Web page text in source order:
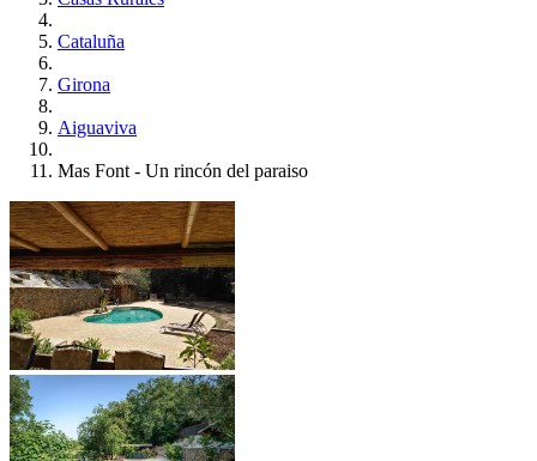
Cataluña
Girona
Aiguaviva
Mas Font - Un rincón del paraiso